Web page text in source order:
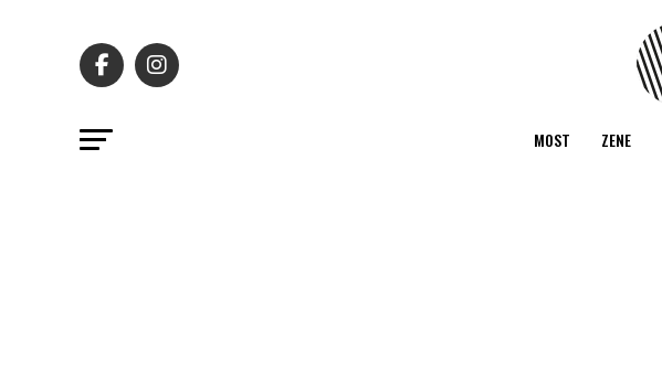
MOST ZENE